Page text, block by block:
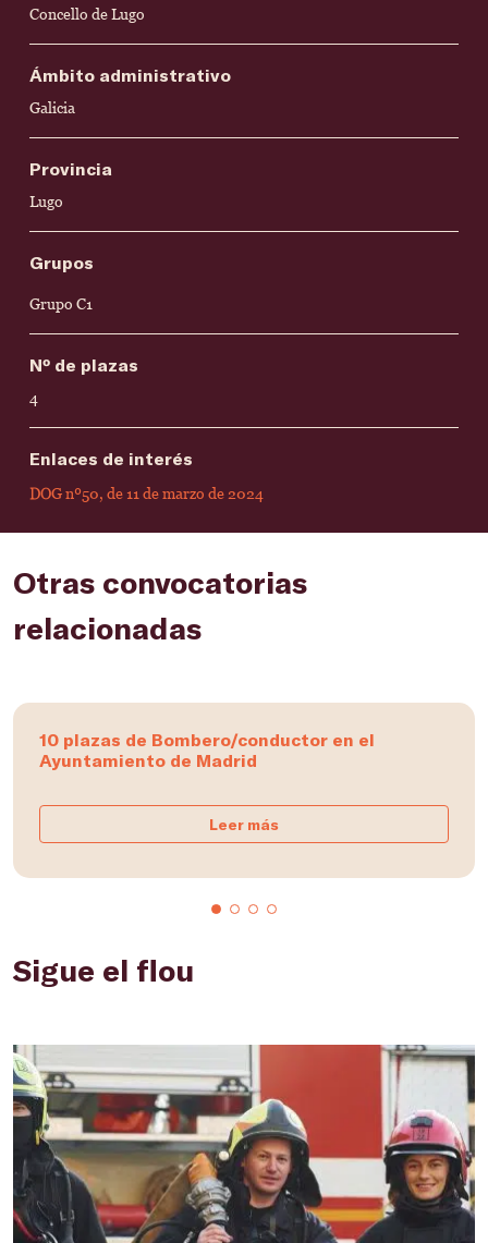
Concello de Lugo
Ámbito administrativo
Galicia
Provincia
Lugo
Grupos
Grupo C1
Nº de plazas
4
Enlaces de interés
DOG nº50, de 11 de marzo de 2024
Otras convocatorias
relacionadas
10 plazas de Bombero/conductor en el
Ayuntamiento de Madrid
Leer más
Sigue el flou